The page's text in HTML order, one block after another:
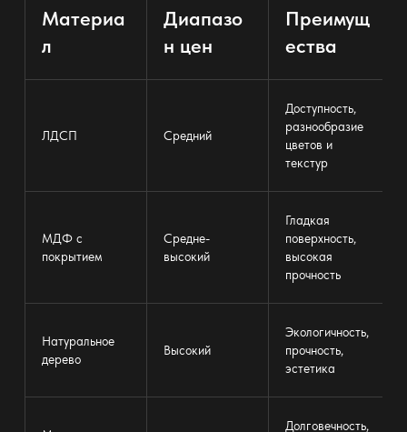
Материа
л
Диапазо
н цен
Преимущ
ества
ЛДСП Средний
Доступность,
разнообразие
цветов и
текстур
МДФ с
покрытием
Средне-
высокий
Гладкая
поверхность,
высокая
прочность
Натуральное
дерево
Высокий
Экологичность,
прочность,
эстетика
Долговечность,